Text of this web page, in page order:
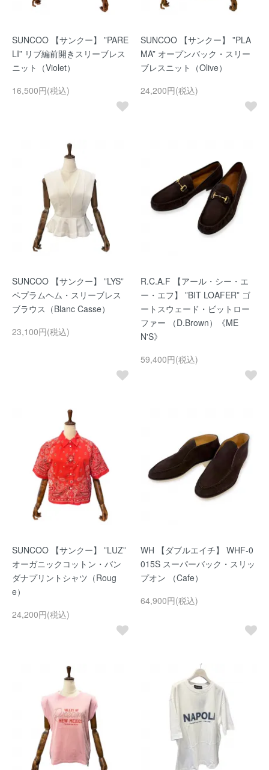
SUNCOO 【サンクー】 ”PARE
LI” リブ編前開きスリーブレス
ニット（Violet）
16,500円(税込)
SUNCOO 【サンクー】 ”PLA
MA” オープンバック・スリー
ブレスニット（Olive）
24,200円(税込)
SUNCOO 【サンクー】 ”LYS”
ペプラムヘム・スリーブレス
ブラウス（Blanc Casse）
23,100円(税込)
R.C.A.F 【アール・シー・エ
ー・エフ】 ”BIT LOAFER” ゴ
ートスウェード・ビットロー
ファー （D.Brown）《ME
N'S》
59,400円(税込)
SUNCOO 【サンクー】 ”LUZ”
オーガニックコットン・バン
ダナプリントシャツ（Roug
e）
24,200円(税込)
WH 【ダブルエイチ】 WHF-0
015S スーパーバック・スリッ
プオン （Cafe）
64,900円(税込)